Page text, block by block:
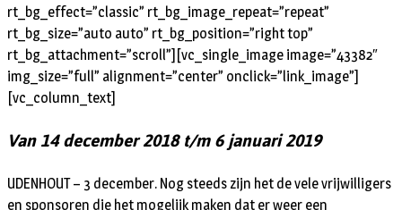
rt_bg_effect=”classic” rt_bg_image_repeat=”repeat”
rt_bg_size=”auto auto” rt_bg_position=”right top”
rt_bg_attachment=”scroll”][vc_single_image image=”43382″
img_size=”full” alignment=”center” onclick=”link_image”]
[vc_column_text]
Van 14 december 2018 t/m 6 januari 2019
UDENHOUT – 3 december. Nog steeds zijn het de vele vrijwilligers
en sponsoren die het mogelijk maken dat er weer een